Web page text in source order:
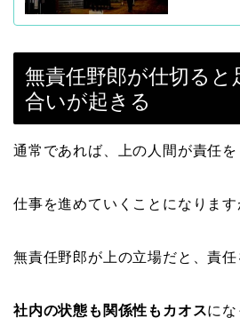
無責任野郎が仕切ると
合いが起きる
通常であれば、上の人間が責任を
仕事を進めていくことになります
無責任野郎が上の立場だと、責任
社内の状態も関係性もカオスに